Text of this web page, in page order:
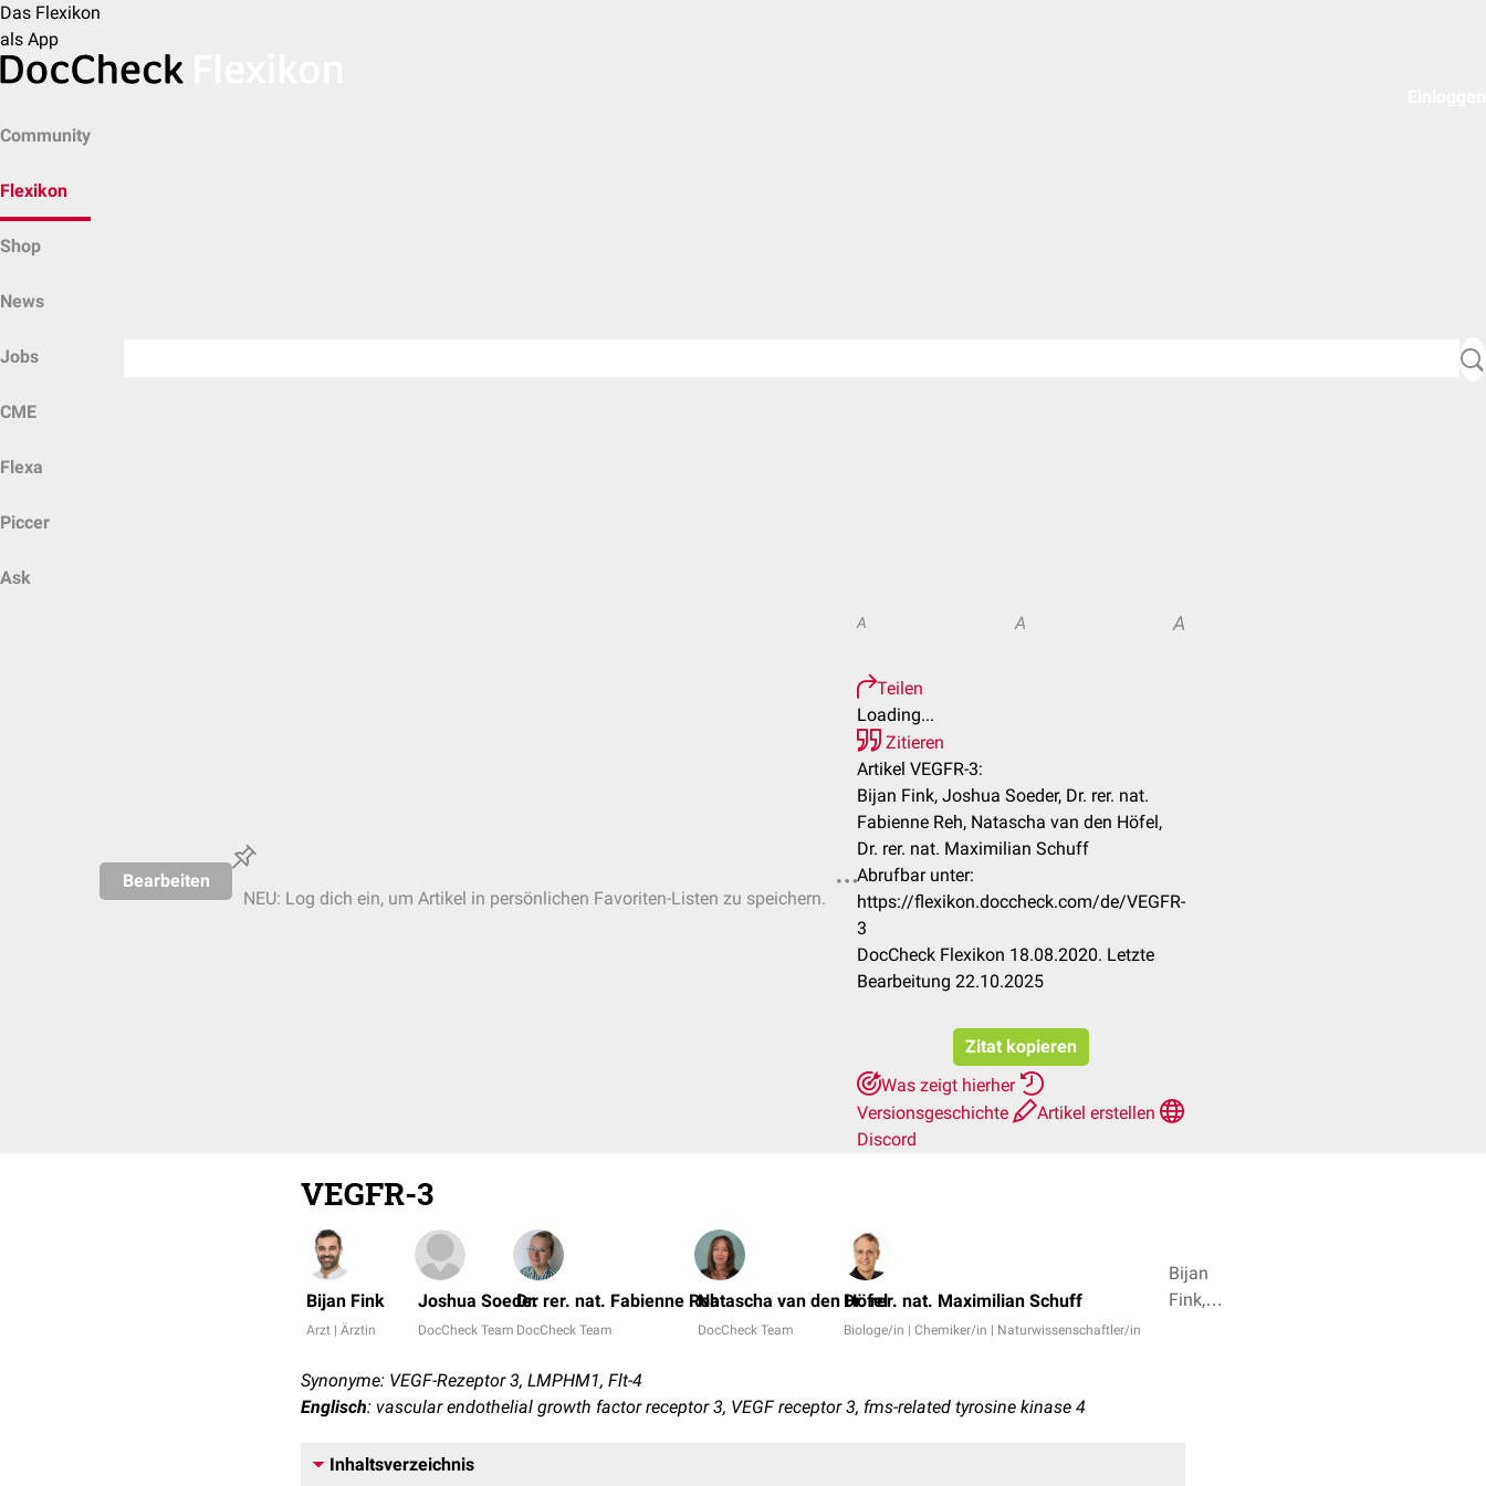
Das Flexikon
als App
Community
Flexikon
Shop
News
Jobs
CME
Flexa
Piccer
Ask
Bearbeiten
NEU: Log dich ein, um Artikel in persönlichen Favoriten-Listen zu speichern.
A A A
Teilen
Loading...
Zitieren
Artikel VEGFR-3:
Bijan Fink, Joshua Soeder, Dr. rer. nat.
Fabienne Reh, Natascha van den Höfel,
Dr. rer. nat. Maximilian Schuff
Abrufbar unter:
https://flexikon.doccheck.com/de/VEGFR-
3
DocCheck Flexikon 18.08.2020. Letzte
Bearbeitung 22.10.2025
Zitat kopieren
Was zeigt hierher
Versionsgeschichte
Artikel erstellen
Discord
VEGFR-3
Bijan Fink
Arzt | Ärztin
Joshua Soeder
DocCheck Team
Dr. rer. nat. Fabienne Reh
DocCheck Team
Natascha van den Höfel
DocCheck Team
Dr. rer. nat. Maximilian Schuff
Biologe/in | Chemiker/in | Naturwissenschaftler/in
Bijan
Fink,
Synonyme: VEGF-Rezeptor 3, LMPHM1, Flt-4
Englisch: vascular endothelial growth factor receptor 3, VEGF receptor 3, fms-related tyrosine kinase 4
Inhaltsverzeichnis